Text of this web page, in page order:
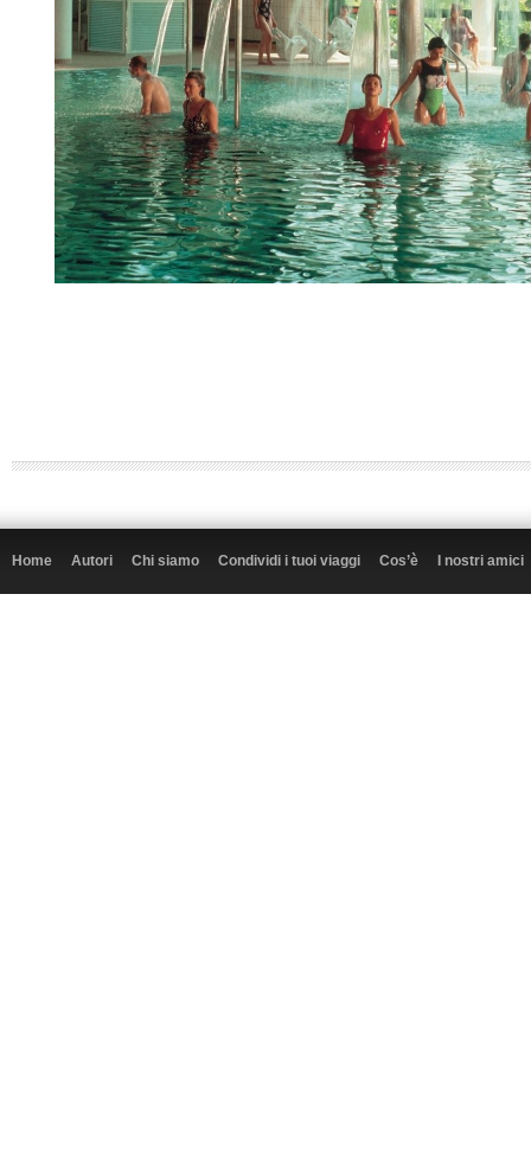
Home Autori Chi siamo Condividi i tuoi viaggi Cos’è I nostri amici